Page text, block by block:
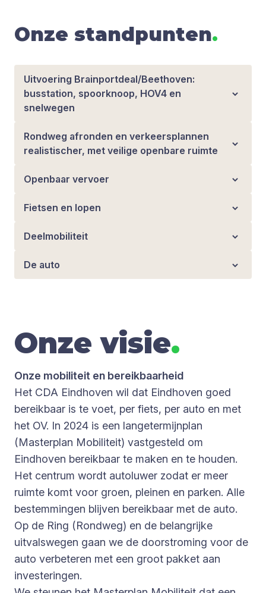
Onze standpunten.
Uitvoering Brainportdeal/Beethoven:
busstation, spoorknoop, HOV4 en
snelwegen
Rondweg afronden en verkeersplannen
realistischer, met veilige openbare ruimte
Openbaar vervoer
Fietsen en lopen
Deelmobiliteit
De auto
Onze visie.
Onze mobiliteit en bereikbaarheid
Het CDA Eindhoven wil dat Eindhoven goed
bereikbaar is te voet, per fiets, per auto en met
het OV. In 2024 is een langetermijnplan
(Masterplan Mobiliteit) vastgesteld om
Eindhoven bereikbaar te maken en te houden.
Het centrum wordt autoluwer zodat er meer
ruimte komt voor groen, pleinen en parken. Alle
bestemmingen blijven bereikbaar met de auto.
Op de Ring (Rondweg) en de belangrijke
uitvalswegen gaan we de doorstroming voor de
auto verbeteren met een groot pakket aan
investeringen.